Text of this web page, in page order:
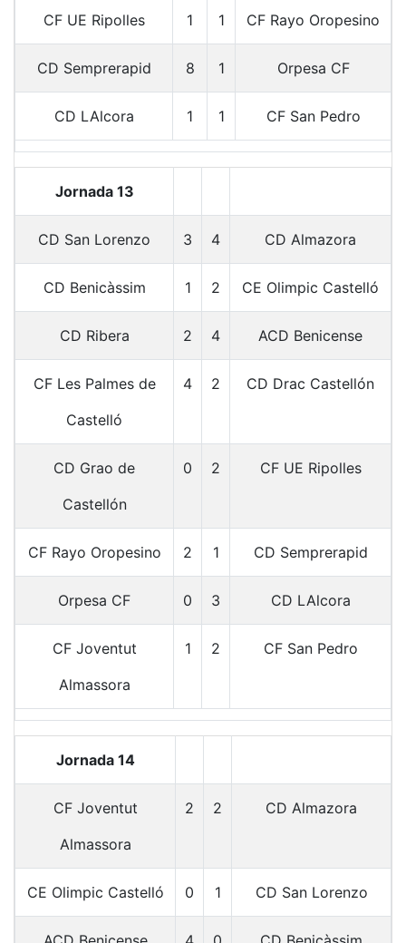
CF UE Ripolles 1 1 CF Rayo Oropesino
CD Semprerapid 8 1 Orpesa CF
CD LAlcora 1 1 CF San Pedro
Jornada 13
CD San Lorenzo 3 4 CD Almazora
CD Benicàssim 1 2 CE Olimpic Castelló
CD Ribera 2 4 ACD Benicense
CF Les Palmes de
Castelló
4 2 CD Drac Castellón
CD Grao de
Castellón
0 2 CF UE Ripolles
CF Rayo Oropesino 2 1 CD Semprerapid
Orpesa CF 0 3 CD LAlcora
CF Joventut
Almassora
1 2 CF San Pedro
Jornada 14
CF Joventut
Almassora
2 2 CD Almazora
CE Olimpic Castelló 0 1 CD San Lorenzo